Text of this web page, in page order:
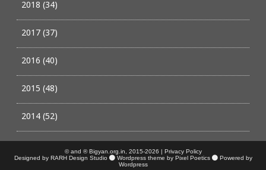
2018 (34)
2017 (37)
2016 (40)
2015 (48)
2014 (52)
© and ® Bigyan.org.in, 2015-2026 | Privacy Policy
Designed by RARH Design Studio
Wordpress theme by Pixel Poetics
Powered by
Wordpress